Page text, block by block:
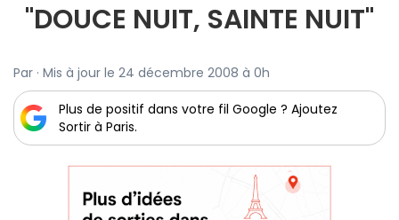
"DOUCE NUIT, SAINTE NUIT"
Par · Mis à jour le 24 décembre 2008 à 0h
Plus de positif dans votre fil Google ? Ajoutez
Sortir à Paris.